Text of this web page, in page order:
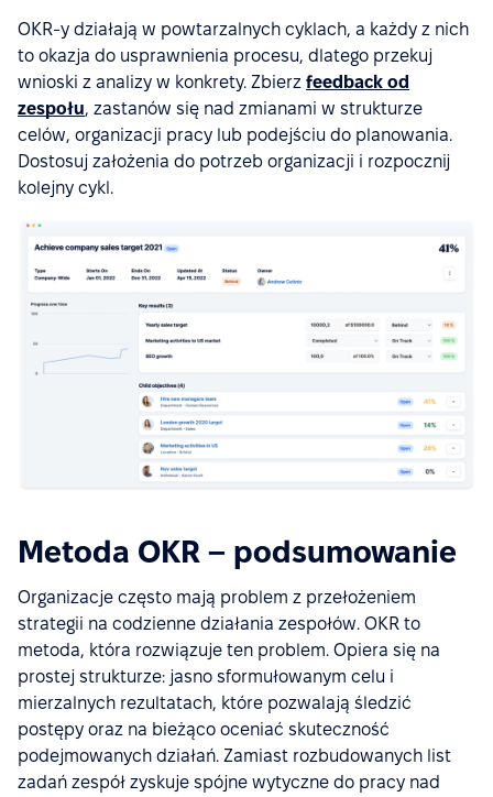
OKR-y działają w powtarzalnych cyklach, a każdy z nich
to okazja do usprawnienia procesu, dlatego przekuj
wnioski z analizy w konkrety. Zbierz feedback od
zespołu, zastanów się nad zmianami w strukturze
celów, organizacji pracy lub podejściu do planowania.
Dostosuj założenia do potrzeb organizacji i rozpocznij
kolejny cykl.
Metoda OKR – podsumowanie
Organizacje często mają problem z przełożeniem
strategii na codzienne działania zespołów. OKR to
metoda, która rozwiązuje ten problem. Opiera się na
prostej strukturze: jasno sformułowanym celu i
mierzalnych rezultatach, które pozwalają śledzić
postępy oraz na bieżąco oceniać skuteczność
podejmowanych działań. Zamiast rozbudowanych list
zadań zespół zyskuje spójne wytyczne do pracy nad